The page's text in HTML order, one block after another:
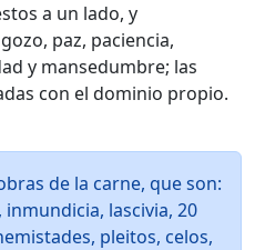
a un lado, y
paz, paciencia,
y mansedumbre; las
con el dominio propio.
de la carne, que son:
lascivia, 20
pleitos, celos,